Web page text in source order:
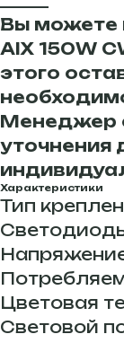
Вы можете
AIX 150W
этого
Менеджер
уточнения
Характеристики
Тип
Цветовая
Световой